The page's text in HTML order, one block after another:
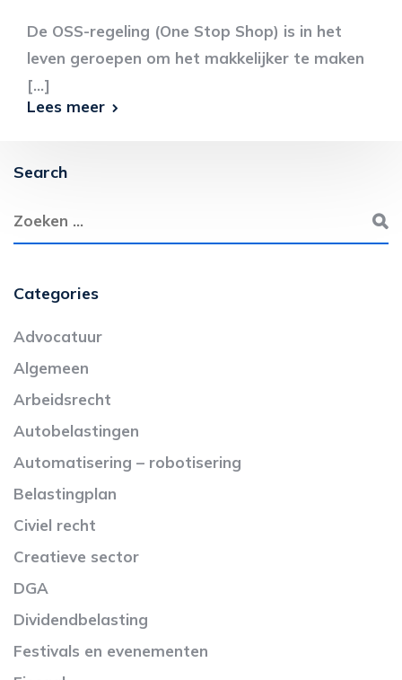
De OSS-regeling (One Stop Shop) is in het
leven geroepen om het makkelijker te maken
[...]
Lees meer
Search
Categories
Advocatuur
Algemeen
Arbeidsrecht
Autobelastingen
Automatisering – robotisering
Belastingplan
Civiel recht
Creatieve sector
DGA
Dividendbelasting
Festivals en evenementen